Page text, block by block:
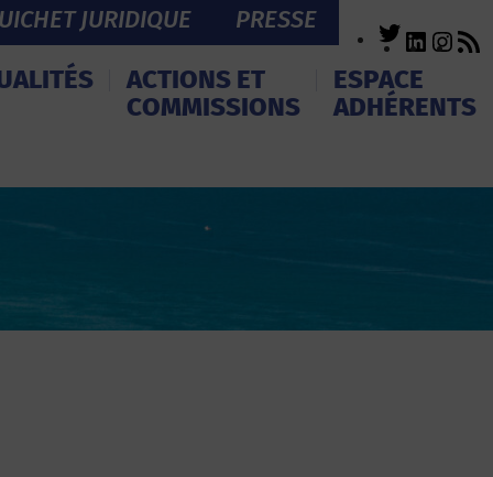
JURIDIQUE PRESSE Twitter
ACTIONS ET
COMMISSIONS
ESPACE
ADHÉRENTS